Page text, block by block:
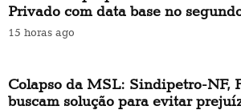
Privado com data base no
15 horas ago
Colapso da MSL: Sindipetro-NF,
buscam solução para evitar